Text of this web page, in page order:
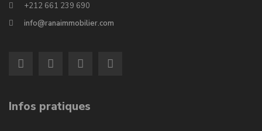
+212 661 239 690
info@ranaimmobilier.com
Infos pratiques